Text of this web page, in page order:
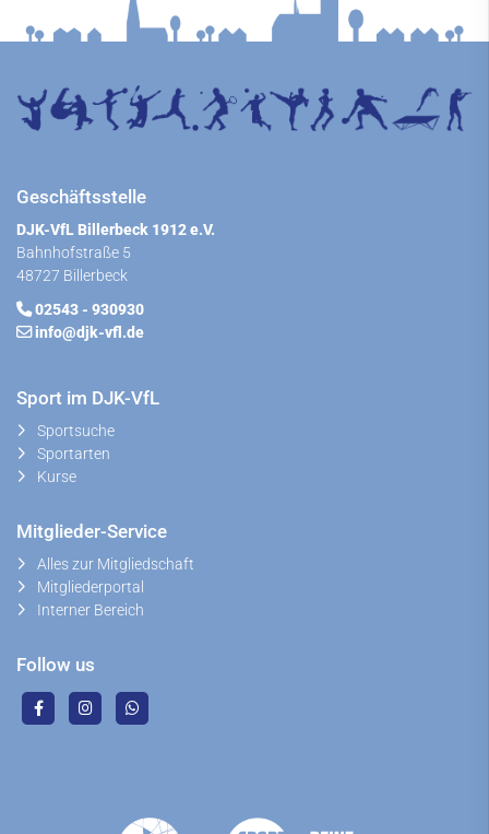
Geschäftsstelle
DJK-VfL Billerbeck 1912 e.V.
Bahnhofstraße 5
48727 Billerbeck
02543 - 930930
info@djk-vfl.de
Sport im DJK-VfL
Sportsuche
Sportarten
Kurse
Mitglieder-Service
Alles zur Mitgliedschaft
Mitgliederportal
Interner Bereich
Follow us